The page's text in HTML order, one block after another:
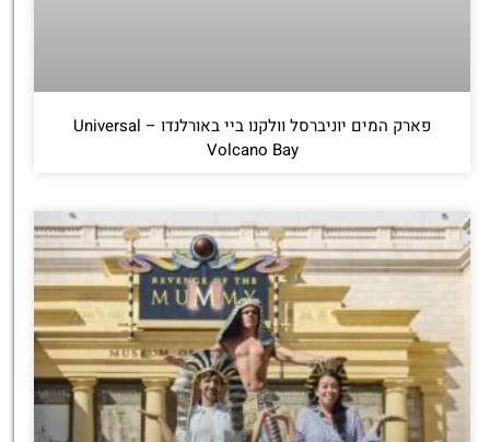
פארק המים יוניברסל וולקנו ביי באורלנדו – Universal
Volcano Bay